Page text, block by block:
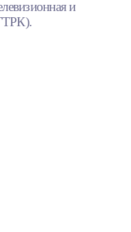
и